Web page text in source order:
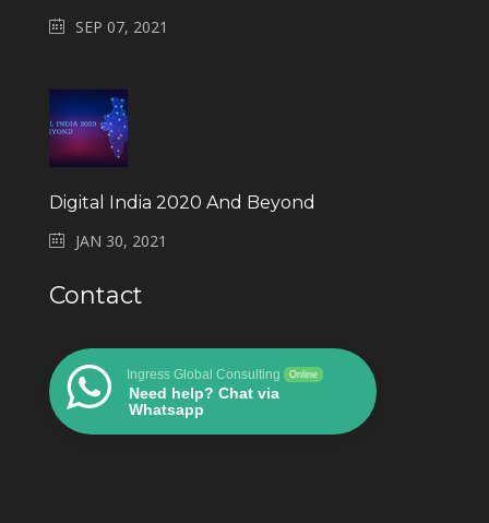
SEP 07, 2021
Digital India 2020 And Beyond
JAN 30, 2021
Contact
Ingress Global Consulting Online
Need help? Chat via
Whatsapp